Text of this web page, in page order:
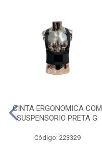
CINTA ERGONOMICA COM
SUSPENSORIO PRETA G
Código: 223329